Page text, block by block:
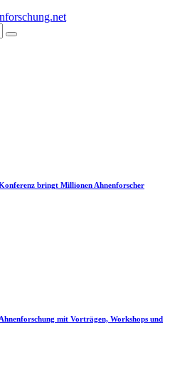
bringt Millionen Ahnenforscher
mit Vorträgen, Workshops und